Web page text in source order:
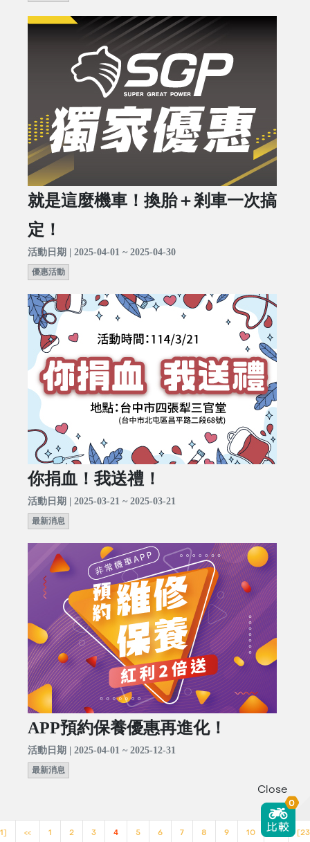
就是這麼機車！換胎＋剎車一次搞
定！
活動日期 | 2025-04-01 ~ 2025-04-30
優惠活動
你捐血！我送禮！
活動日期 | 2025-03-21 ~ 2025-03-21
最新消息
APP預約保養優惠再進化！
活動日期 | 2025-04-01 ~ 2025-12-31
最新消息
<< 1 2 3 4 5 6 7 8 9 10 >>
Close
0